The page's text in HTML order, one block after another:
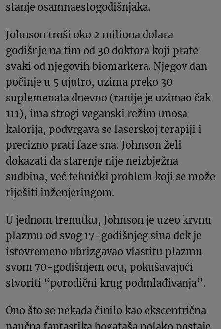
stanje osamnaestogodišnjaka.
Johnson troši oko 2 miliona dolara
godišnje na tim od 30 doktora koji prate
svaki od njegovih biomarkera. Njegov dan
počinje u 5 ujutro, uzima preko 30
suplemenata dnevno (ranije je uzimao čak
111), ima strogi veganski režim unosa
kalorija, podvrgava se laserskoj terapiji i
precizno prati faze sna. Johnson želi
dokazati da starenje nije neizbježna
sudbina, već tehnički problem koji se može
riješiti inženjeringom.
U jednom trenutku, Johnson je uzeo krvnu
plazmu od svog 17-godišnjeg sina dok je
istovremeno ubrizgavao vlastitu plazmu
svom 70-godišnjem ocu, pokušavajući
stvoriti “porodični krug podmlađivanja”.
Ono što se nekada činilo kao ekscentrična
naučna fantastika bogataša polako postaje